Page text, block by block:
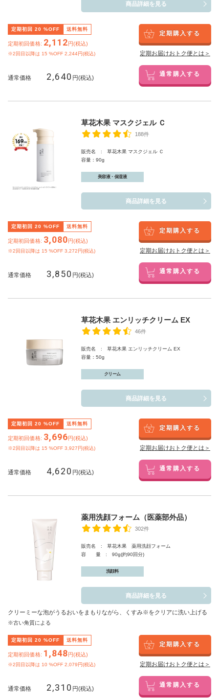
商品詳細を見る
定期初回 20 %OFF 送料無料
定期初回価格: 2,112円(税込)
※2回目以降は 15 %OFF 2,244円(税込)
定期購入する
定期お届けおトク便とは＞
通常価格 2,640 円(税込) 通常購入する
草花木果 マスクジェル Ｃ
188件
販売名 : 草花木果 マスクジェル Ｃ
容量：90g
美容液・保湿液
商品詳細を見る
定期初回 20 %OFF 送料無料
定期初回価格: 3,080円(税込)
※2回目以降は 15 %OFF 3,272円(税込)
定期購入する
定期お届けおトク便とは＞
通常価格 3,850 円(税込) 通常購入する
草花木果 エンリッチクリーム EX
46件
販売名 : 草花木果 エンリッチクリーム EX
容量：50g
クリーム
商品詳細を見る
定期初回 20 %OFF 送料無料
定期初回価格: 3,696円(税込)
※2回目以降は 15 %OFF 3,927円(税込)
定期購入する
定期お届けおトク便とは＞
通常価格 4,620 円(税込) 通常購入する
薬用洗顔フォーム（医薬部外品）
302件
販売名 : 草花木果 薬用洗顔フォーム
容 量 : 90g(約90回分)
洗顔料
商品詳細を見る
クリーミーな泡がうるおいをまもりながら、くすみ※をクリアに洗い上げる
※古い角質による
定期初回 20 %OFF 送料無料
定期初回価格: 1,848円(税込)
※2回目以降は 10 %OFF 2,079円(税込)
定期購入する
定期お届けおトク便とは＞
通常価格 2,310 円(税込) 通常購入する